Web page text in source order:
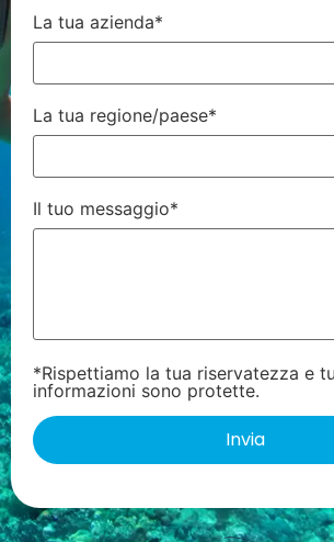
La tua azienda*
La tua regione/paese*
Il tuo messaggio*
*Rispettiamo la tua riservatezza e
informazioni sono protette.